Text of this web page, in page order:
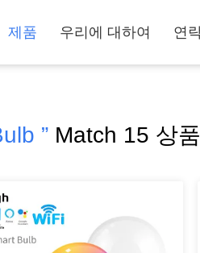
제품 우리에 대하여 연
” Match 15 상품